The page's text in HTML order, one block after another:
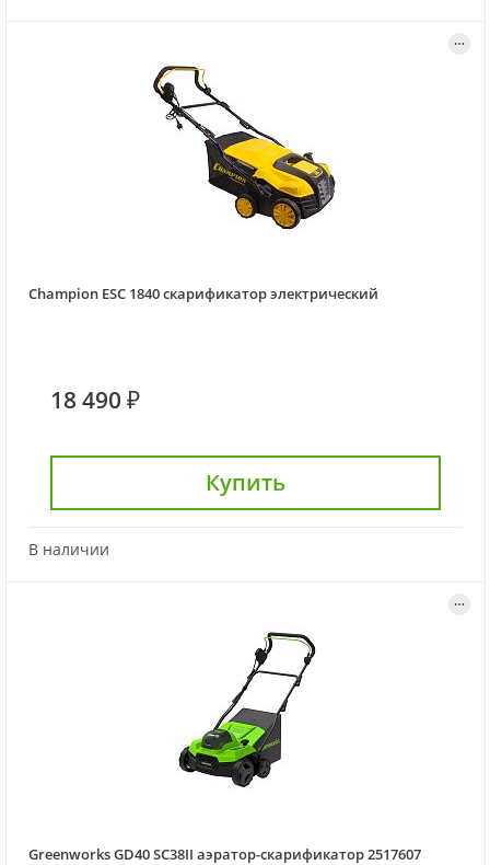
Champion ESC 1840 скарификатор электрический
18 490 ₽
Купить
В наличии
Greenworks GD40 SC38II аэратор-скарификатор 2517607